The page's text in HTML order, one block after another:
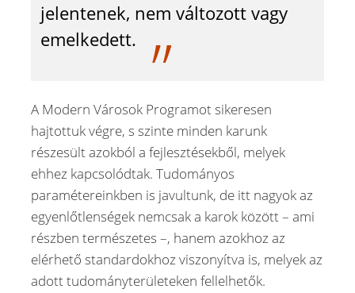
jelentenek, nem változott vagy
emelkedett.
A Modern Városok Programot sikeresen
hajtottuk végre, s szinte minden karunk
részesült azokból a fejlesztésekből, melyek
ehhez kapcsolódtak. Tudományos
paramétereinkben is javultunk, de itt nagyok az
egyenlőtlenségek nemcsak a karok között – ami
részben természetes –, hanem azokhoz az
elérhető standardokhoz viszonyítva is, melyek az
adott tudományterületeken fellelhetők.